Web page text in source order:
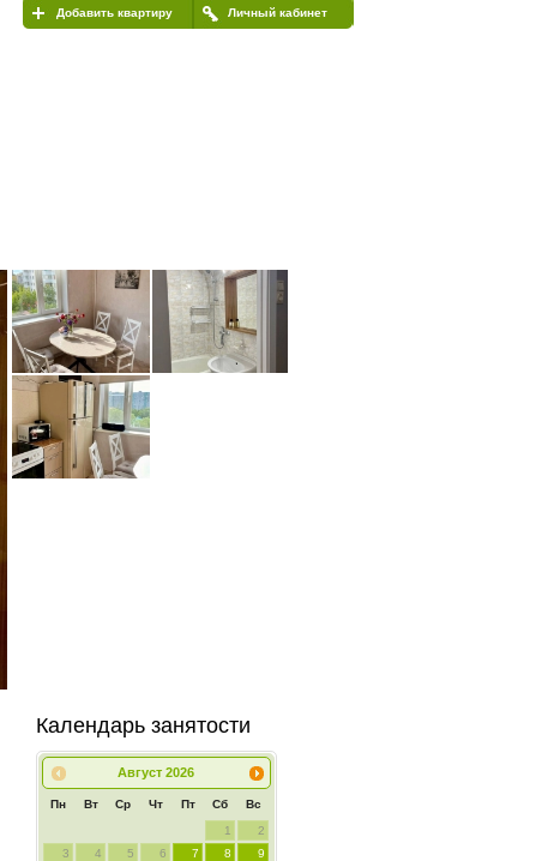
Личный кабинет
Добавить квартиру
Календарь занятости
Август 2026
Пн Вт Ср Чт Пт Сб Вс
1
2
3
4 5 6 7 8
9